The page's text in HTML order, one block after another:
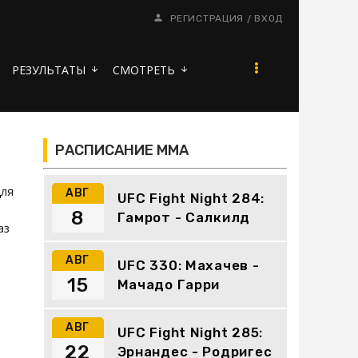
РЕГИСТРАЦИЯ / ВХОД
РЕЗУЛЬТАТЫ arrow_downward СМОТРЕТЬ arrow_downward
РАСПИСАНИЕ ММА
АВГ
UFC Fight Night 284:
Гамрот - Салкилд
8
АВГ
UFC 330: Махачев -
Мачадо Гарри
15
АВГ
UFC Fight Night 285:
Эрнандес - Родригес
22